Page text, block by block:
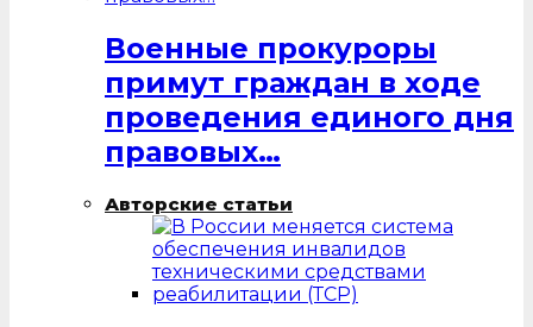
Военные прокуроры
примут граждан в ходе
проведения единого дня
правовых…
Авторские статьи